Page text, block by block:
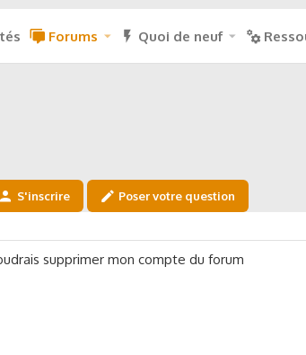
Forums Quoi de neuf
S'inscrire Poser votre question
supprimer mon compte du forum